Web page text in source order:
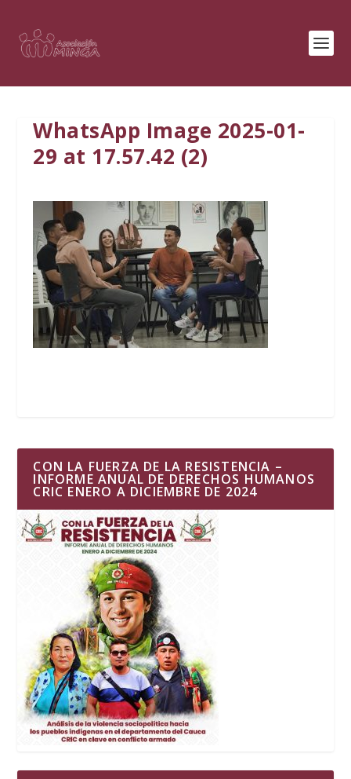
WhatsApp Image 2025-01-
29 at 17.57.42 (2)
CON LA FUERZA DE LA RESISTENCIA –
INFORME ANUAL DE DERECHOS HUMANOS
CRIC ENERO A DICIEMBRE DE 2024